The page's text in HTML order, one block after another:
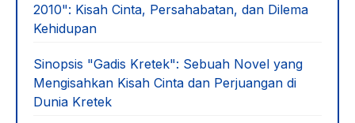
2010": Kisah Cinta, Persahabatan, dan Dilema
Kehidupan
Sinopsis "Gadis Kretek": Sebuah Novel yang
Mengisahkan Kisah Cinta dan Perjuangan di
Dunia Kretek